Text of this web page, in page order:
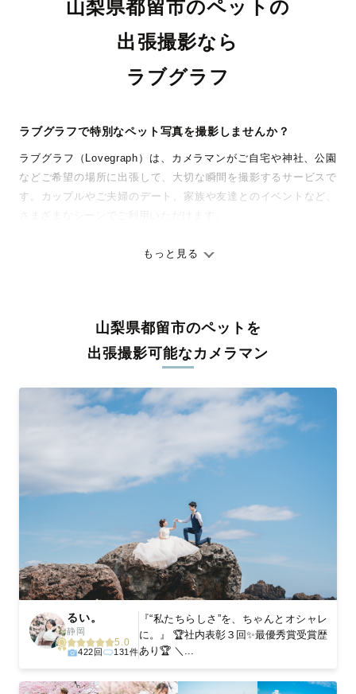
山梨県都留市のペットの
出張撮影なら
ラブグラフ
ラブグラフで特別なペット写真を撮影しませんか？
ラブグラフ（Lovegraph）は、カメラマンがご自宅や神社、公園
などご希望の場所に出張して、大切な瞬間を撮影するサービスで
す。カップルやご夫婦のデート、家族や友達とのイベントなど、
ありのままの空気感を大切に、何十年経っても見返したくなるよ
料金は全国どこでも一律。わかりやすく安心の価格設定です。オ
リジナルの研修と厳正な審査に合格し、撮影技術やホスピタリテ
ィを身につけたプロのカメラマンが全国47都道府県に在籍してい
験をお届けします。
撮影後は、独自の編集技術で写真の明るさや色合いを丁寧に調
整。自然な雰囲気を残しつつも、おしゃれで洗練された仕上がり
に。きっと「こんな写真を撮ってほしかった！」と思える一枚に
出会えます。まずは、ラブグラフの撮影事例 をご覧ください。
もっと見る
山梨県都留市のペットを
出張撮影可能なカメラマン
るい。
静岡
5.0
422回 131件
『“私たちらしさ”を、ちゃんとオシャレ
に。』 🏆社内表彰３回✨最優秀賞受賞歴
あり🏆 ＼...